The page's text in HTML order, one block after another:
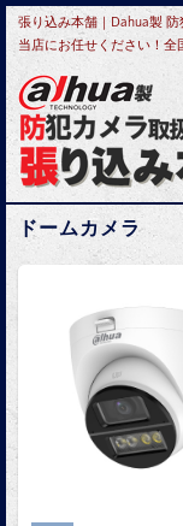
張り込み本舗｜Dahua製
当店にお任せください！全
ドームカメラ